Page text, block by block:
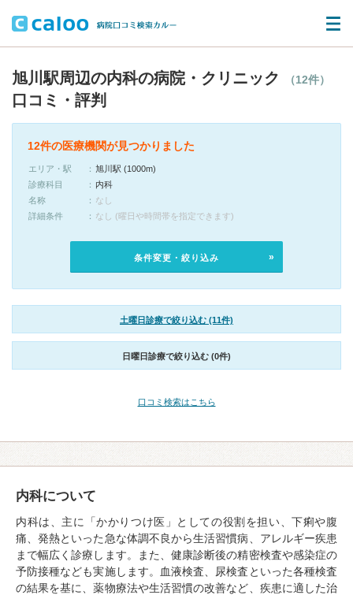
旭川駅周辺の内科の病院・クリニック （12件）
口コミ・評判
12件の医療機関が見つかりました
エリア・駅
旭川駅 (1000m)
診療科目
内科
名称
なし
詳細条件
なし (曜日や時間帯を指定できます)
条件変更・絞り込み
土曜日診療で絞り込む (11件)
日曜日診療で絞り込む (0件)
口コミ検索はこちら
内科について
内科は、主に「かかりつけ医」としての役割を担い、下痢や腹
痛、発熱といった急な体調不良から生活習慣病、アレルギー疾患
まで幅広く診療します。また、健康診断後の精密検査や感染症の
予防接種なども実施します。血液検査、尿検査といった各種検査
の結果を基に、薬物療法や生活習慣の改善など、疾患に適した治